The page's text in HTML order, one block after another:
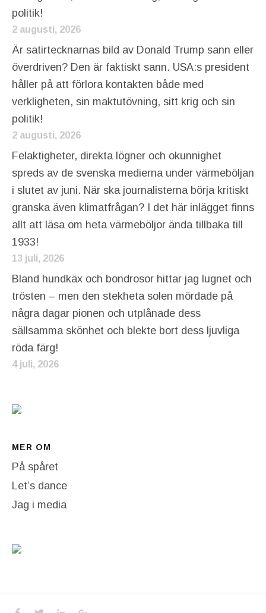
politik!
2 augusti, 2026
Är satirtecknarnas bild av Donald Trump sann eller
överdriven? Den är faktiskt sann. USA:s president
håller på att förlora kontakten både med
verkligheten, sin maktutövning, sitt krig och sin
politik!
2 augusti, 2026
Felaktigheter, direkta lögner och okunnighet
spreds av de svenska medierna under värmeböljan
i slutet av juni. När ska journalisterna börja kritiskt
granska även klimatfrågan? I det här inlägget finns
allt att läsa om heta värmeböljor ända tillbaka till
1933!
13 juli, 2026
Bland hundkäx och bondrosor hittar jag lugnet och
trösten – men den stekheta solen mördade på
några dagar pionen och utplånade dess
sällsamma skönhet och blekte bort dess ljuvliga
röda färg!
4 juli, 2026
MER OM
På spåret
Let’s dance
Jag i media